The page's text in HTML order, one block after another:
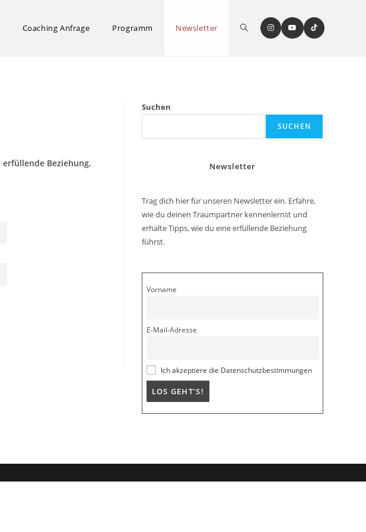
Coaching Anfrage Programm Newsletter Website-
umschalten
Beziehung.
Suchen
SUCHEN
Newsletter
Trag dich hier für unseren Newsletter ein. Erfahre,
wie du deinen Traumpartner kennenlernst und
erhalte Tipps, wie du eine erfüllende Beziehung
führst.
Vorname
E-Mail-Adresse
Ich akzeptiere die Datenschutzbestimmungen